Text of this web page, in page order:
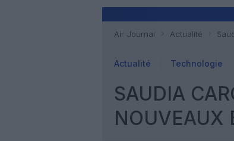
Air Journal Actualité
Actualité Technologie
SAUDIA
NOUVEAUX